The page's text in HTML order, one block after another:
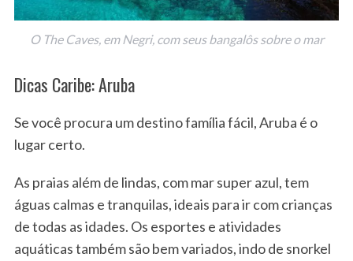
O The Caves, em Negri, com seus bangalôs sobre o mar
Dicas Caribe: Aruba
Se você procura um destino família fácil, Aruba é o
lugar certo.
As praias além de lindas, com mar super azul, tem
águas calmas e tranquilas, ideais para ir com crianças
de todas as idades. Os esportes e atividades
aquáticas também são bem variados, indo de snorkel